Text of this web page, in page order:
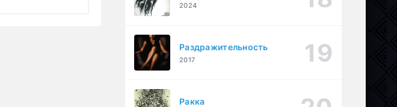
2024
Раздражительность
2017
Ракка